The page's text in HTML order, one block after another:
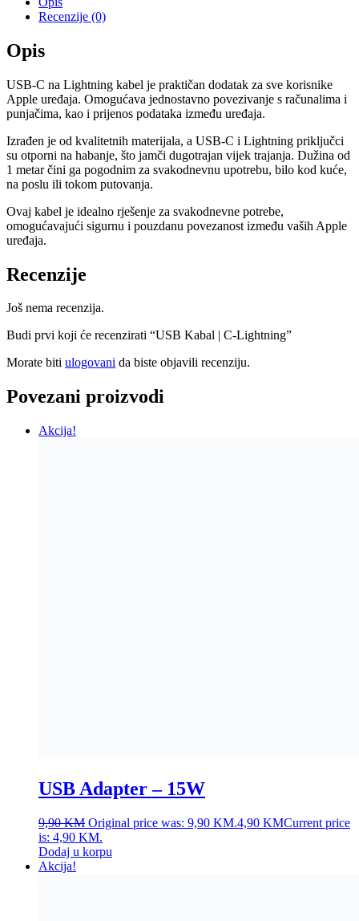
Recenzije (0)
Opis
USB-C na Lightning kabel je praktičan dodatak za sve korisnike
Apple uređaja. Omogućava jednostavno povezivanje s računalima i
punjačima, kao i prijenos podataka između uređaja.
Izrađen je od kvalitetnih materijala, a USB-C i Lightning priključci
su otporni na habanje, što jamči dugotrajan vijek trajanja. Dužina od
1 metar čini ga pogodnim za svakodnevnu upotrebu, bilo kod kuće,
na poslu ili tokom putovanja.
Ovaj kabel je idealno rješenje za svakodnevne potrebe,
omogućavajući sigurnu i pouzdanu povezanost između vaših Apple
uređaja.
Recenzije
Još nema recenzija.
Budi prvi koji će recenzirati “USB Kabal | C-Lightning”
Morate biti ulogovani da biste objavili recenziju.
Povezani proizvodi
Akcija!
USB Adapter – 15W
9,90KM Original price was: 9,90 KM.4,90 KMCurrent price
is: 4,90 KM.
Dodaj u korpu
Akcija!